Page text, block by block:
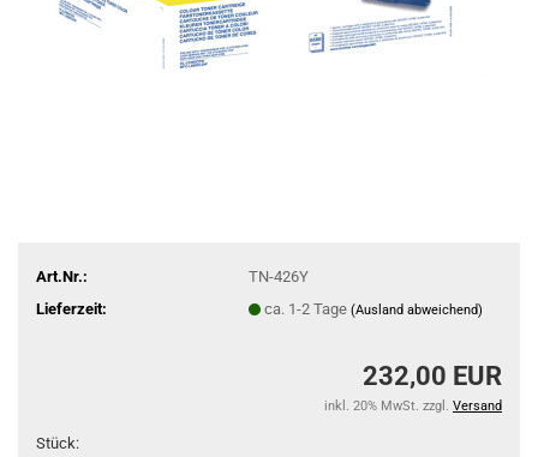
Art.Nr.:
TN-426Y
Lieferzeit:
ca. 1-2 Tage (Ausland abweichend)
232,00 EUR
inkl. 20% MwSt. zzgl. Versand
Stück: